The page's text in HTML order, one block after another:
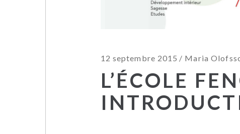
12 septembre 2015 Maria
L’ÉCOLE